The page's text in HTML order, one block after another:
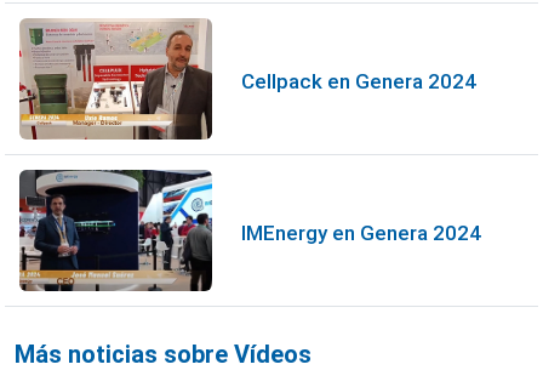
Cellpack en Genera 2024
IMEnergy en Genera 2024
Más noticias sobre Vídeos